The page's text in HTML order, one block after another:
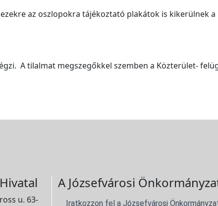
az oszlopokra tájékoztató plakátok is kikerülnek a
A tilalmat megszegőkkel szemben a Közterület-
u. 63-
A Józsefvárosi
Iratkozzon fel a Józsefvárosi